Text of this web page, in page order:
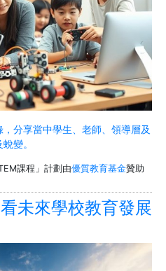
分享當中學生、老師、領導層及
變。
課程」計劃由優質教育基金贊助
未來學校教育發展